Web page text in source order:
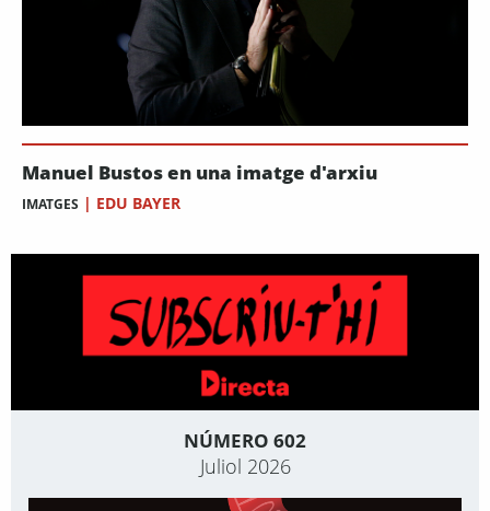
Manuel Bustos en una imatge d'arxiu
IMATGES | EDU BAYER
NÚMERO 602
Juliol 2026